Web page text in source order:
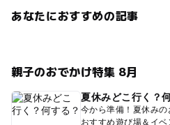
あなたにおすすめの記事
親子のおでかけ特集 8月
夏休みどこ行く？
今から準備！夏休み
おすすめ遊び場＆イベ